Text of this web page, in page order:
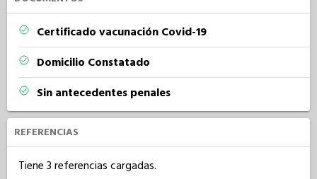
Certificado vacunación Covid-19
Domicilio Constatado
Sin antecedentes penales
REFERENCIAS
Tiene 3 referencias cargadas.